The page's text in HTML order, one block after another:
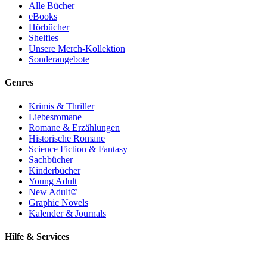
Alle Bücher
eBooks
Hörbücher
Shelfies
Unsere Merch-Kollektion
Sonderangebote
Genres
Krimis & Thriller
Liebesromane
Romane & Erzählungen
Historische Romane
Science Fiction & Fantasy
Sachbücher
Kinderbücher
Young Adult
New Adult
Graphic Novels
Kalender & Journals
Hilfe & Services